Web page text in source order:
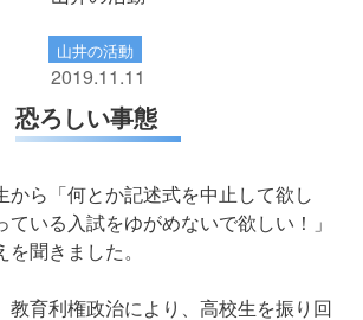
山井の活動
2019.11.11
恐ろしい事態
から「何とか記述式を中止して欲し
ている入試をゆがめないで欲しい！」
を聞きました。
教育利権政治により、高校生を振り回